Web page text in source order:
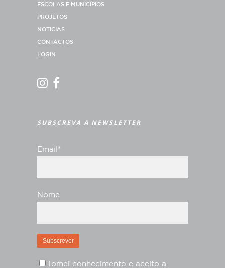
ESCOLAS E MUNICÍPIOS
PROJETOS
NOTICIAS
CONTACTOS
LOGIN
SUBSCREVA A NEWSLETTER
Email*
Nome
Tomei conhecimento e aceito a